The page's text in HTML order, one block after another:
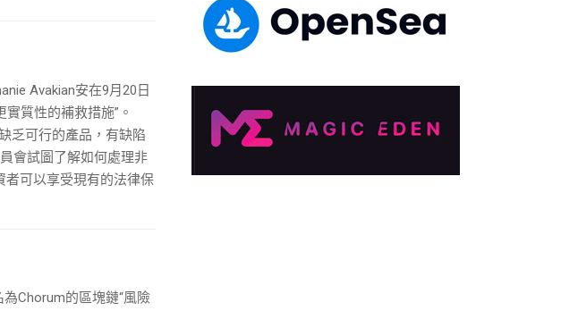
Avakian安在9月20日
質性的補救措施”。
乏可行的產品，有缺陷
會試圖了解如何處理非
者可以享受現有的法律保
Chorum的區塊鏈“風險